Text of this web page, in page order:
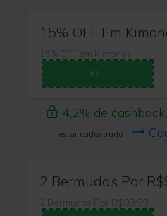
15% OFF Em
15% OFF em Kimonos
K15
4,2% de cashback
estar cadastrado
2 Bermudas Por
2 Bermudas Por R$99,99